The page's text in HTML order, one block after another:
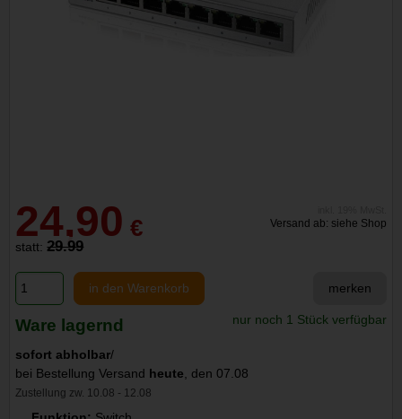
24,90 €
statt:29.99
Versand ab: siehe Shop
in den Warenkorb merken
Ware lagernd nur noch 1 Stück verfügbar
sofort abholbar/
bei Bestellung Versand heute, den 07.08
Zustellung zw. 10.08 - 12.08